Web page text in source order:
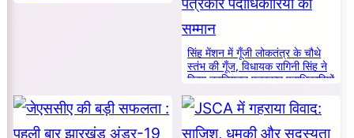
सिंह मेंशन में गूँजी लोकतंत्र के चौथे
स्तंभ की गूँज, विधायक रागिनी सिंह ने
किया नवनियुक्त पत्रकार पदाधिकारियों
का सम्मान